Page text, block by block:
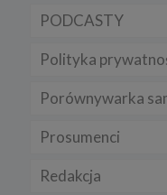
PODCASTY
Polityka
Porównywarka
Prosumenci
Redakcja